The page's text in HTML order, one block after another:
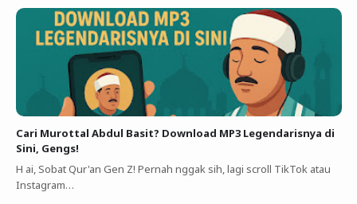
Cari Murottal Abdul Basit? Download MP3 Legendarisnya di
Sini, Gengs!
H ai, Sobat Qur'an Gen Z! Pernah nggak sih, lagi scroll TikTok atau
Instagram…